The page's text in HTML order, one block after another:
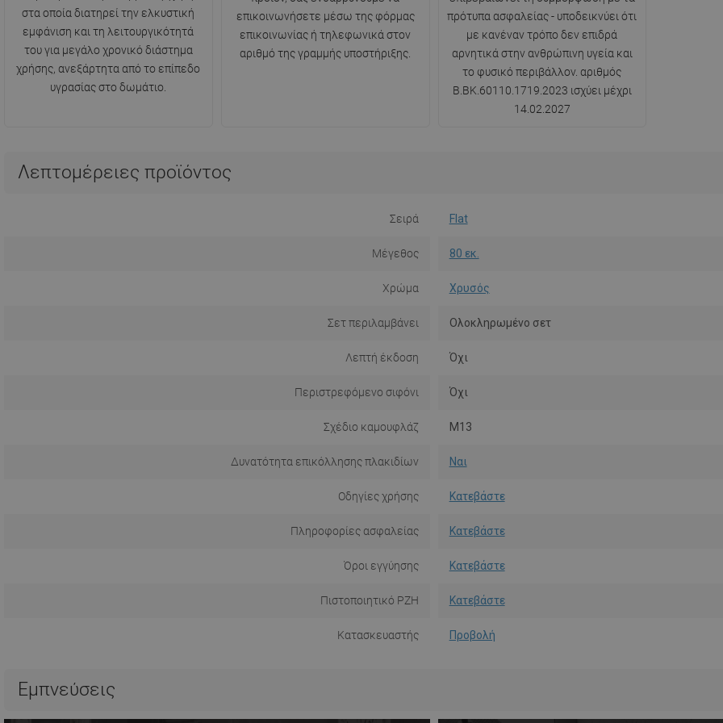
στα οποία διατηρεί την ελκυστική
εμφάνιση και τη λειτουργικότητά
του για μεγάλο χρονικό διάστημα
χρήσης, ανεξάρτητα από το επίπεδο
υγρασίας στο δωμάτιο.
επικοινωνήσετε μέσω της φόρμας
επικοινωνίας ή τηλεφωνικά στον
αριθμό της γραμμής υποστήριξης.
πρότυπα ασφαλείας - υποδεικνύει ότι
με κανέναν τρόπο δεν επιδρά
αρνητικά στην ανθρώπινη υγεία και
το φυσικό περιβάλλον. αριθμός
B.BK.60110.1719.2023 ισχύει μέχρι
14.02.2027
Λεπτομέρειες προϊόντος
Σειρά Flat
Μέγεθος 80 εκ.
Χρώμα Χρυσός
Σετ περιλαμβάνει Ολοκληρωμένο σετ
Λεπτή έκδοση Όχι
Περιστρεφόμενο σιφόνι Όχι
Σχέδιο καμουφλάζ M13
Δυνατότητα επικόλλησης πλακιδίων Ναι
Οδηγίες χρήσης Κατεβάστε
Πληροφορίες ασφαλείας Κατεβάστε
Όροι εγγύησης Κατεβάστε
Πιστοποιητικό PZH Κατεβάστε
Κατασκευαστής Προβολή
Εμπνεύσεις